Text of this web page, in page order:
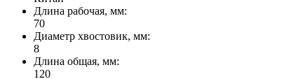
Длина рабочая, мм:
70
Диаметр хвостовик, мм:
8
Длина общая, мм:
120